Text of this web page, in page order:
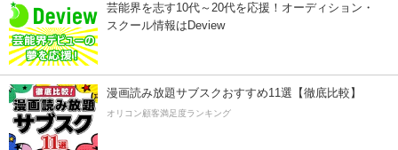
芸能界を志す10代～20代を応援！オーディション・
スクール情報はDeview
漫画読み放題サブスクおすすめ11選【徹底比較】
オリコン顧客満足度ランキング